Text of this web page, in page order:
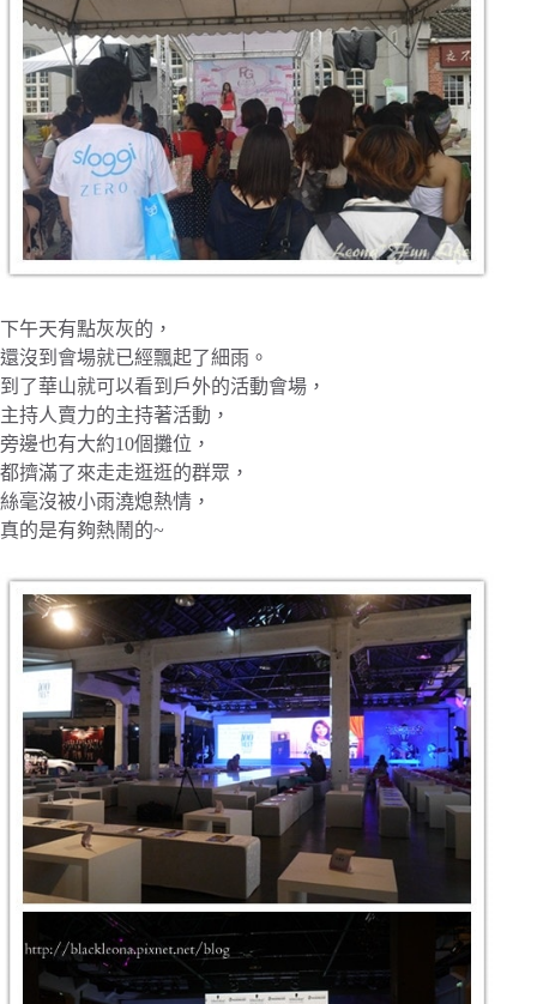
下午天有點灰灰的，
還沒到會場就已經飄起了細雨。
到了華山就可以看到戶外的活動會場，
主持人賣力的主持著活動，
旁邊也有大約10個攤位，
都擠滿了來走走逛逛的群眾，
絲毫沒被小雨澆熄熱情，
真的是有夠熱鬧的~